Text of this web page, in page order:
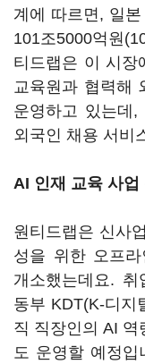
계에 따르면, 일
101조5000억원
티드랩은 이 시장
교육원과 협력해
운영하고 있는데,
외국인 채용 서비
AI 인재 교육 사업
원티드랩은 신사
성을 위한 오프
개소했는데요.
동부 KDT(K-디지
직 직장인의 AI 역
도 운영할 예정